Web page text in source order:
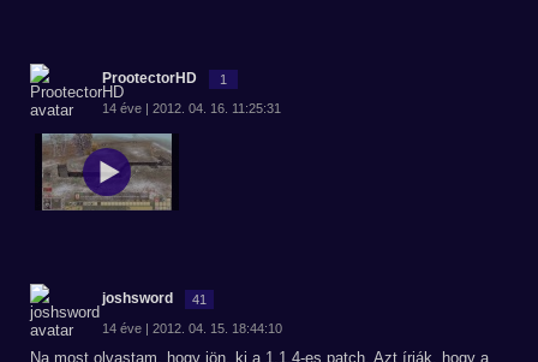
ProotectorHD 1
14 éve | 2012. 04. 16. 11:25:31
joshsword 41
14 éve | 2012. 04. 15. 18:44:10
Na most olvastam, hogy jön, ki a 1.1.4-es patch. Azt írják, hogy a